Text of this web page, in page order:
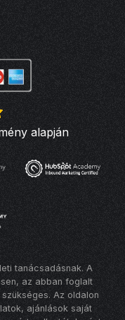
alapján
tanácsadásnak. A
az abban foglalt
Az oldalon
ajánlások saját